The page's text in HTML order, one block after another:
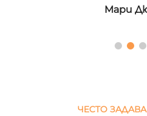
Мари
ЧЕСТО